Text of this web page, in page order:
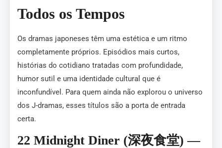
Todos os Tempos
Os dramas japoneses têm uma estética e um ritmo
completamente próprios. Episódios mais curtos,
histórias do cotidiano tratadas com profundidade,
humor sutil e uma identidade cultural que é
inconfundível. Para quem ainda não explorou o universo
dos J-dramas, esses títulos são a porta de entrada
certa.
22 Midnight Diner (深夜食堂) —